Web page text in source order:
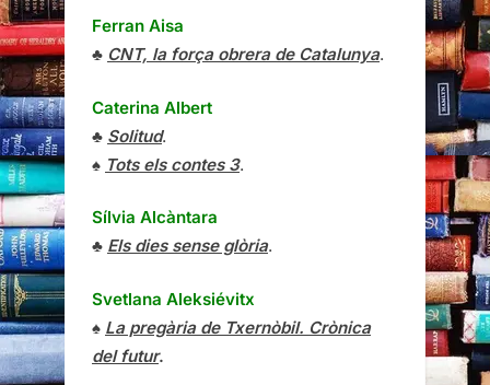
Ferran Aisa
♣ CNT, la força obrera de Catalunya.
Caterina Albert
♣ Solitud.
♠ Tots els contes 3.
Sílvia Alcàntara
♣ Els dies sense glòria.
Svetlana Aleksiévitx
♠ La pregària de Txernòbil. Crònica
del futur.